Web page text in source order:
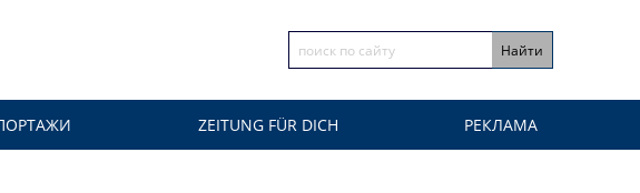
ZEITUNG FÜR DICH РЕКЛАМА